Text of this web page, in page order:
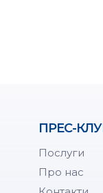
ПРЕС-
Послуги
Про нас